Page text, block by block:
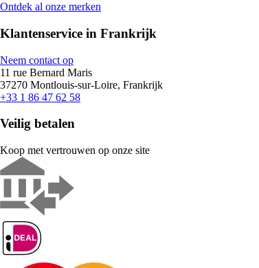
Ontdek al onze merken
Klantenservice in Frankrijk
Neem contact op
11 rue Bernard Maris
37270 Montlouis-sur-Loire, Frankrijk
+33 1 86 47 62 58
Veilig betalen
Koop met vertrouwen op onze site